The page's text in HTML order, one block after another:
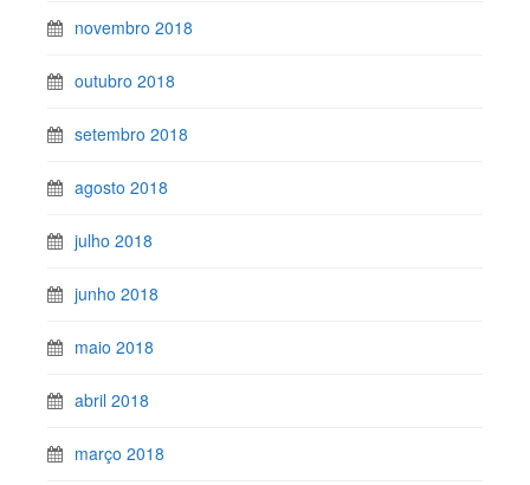
novembro 2018
outubro 2018
setembro 2018
agosto 2018
julho 2018
junho 2018
maio 2018
abril 2018
março 2018